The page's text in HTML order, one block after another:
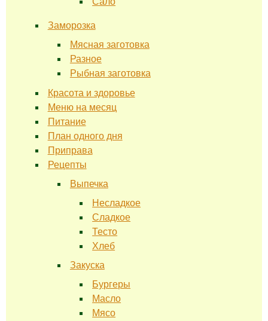
Заморозка
Мясная заготовка
Разное
Рыбная заготовка
Красота и здоровье
Меню на месяц
Питание
План одного дня
Приправа
Рецепты
Выпечка
Несладкое
Сладкое
Тесто
Хлеб
Закуска
Бургеры
Масло
Мясо